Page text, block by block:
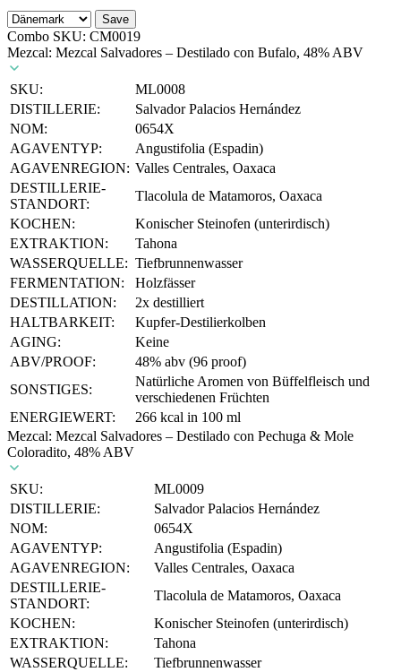
Save
Combo SKU: CM0019
Mezcal: Mezcal Salvadores – Destilado con Bufalo, 48% ABV
SKU:
ML0008
DISTILLERIE:
Salvador Palacios Hernández
NOM:
0654X
AGAVENTYP:
Angustifolia (Espadin)
AGAVENREGION: Valles Centrales, Oaxaca
DESTILLERIE-
STANDORT:
Tlacolula de Matamoros, Oaxaca
KOCHEN:
Konischer Steinofen (unterirdisch)
EXTRAKTION:
Tahona
WASSERQUELLE: Tiefbrunnenwasser
FERMENTATION:
Holzfässer
DESTILLATION:
2x destilliert
HALTBARKEIT:
Kupfer-Destilierkolben
AGING:
Keine
ABV/PROOF:
48% abv (96 proof)
SONSTIGES:
Natürliche Aromen von Büffelfleisch und
verschiedenen Früchten
ENERGIEWERT:
266 kcal in 100 ml
Mezcal: Mezcal Salvadores – Destilado con Pechuga & Mole
Coloradito, 48% ABV
SKU:
ML0009
DISTILLERIE:
Salvador Palacios Hernández
NOM:
0654X
AGAVENTYP:
Angustifolia (Espadin)
AGAVENREGION:
Valles Centrales, Oaxaca
DESTILLERIE-
STANDORT:
Tlacolula de Matamoros, Oaxaca
KOCHEN:
Konischer Steinofen (unterirdisch)
EXTRAKTION:
Tahona
WASSERQUELLE:
Tiefbrunnenwasser